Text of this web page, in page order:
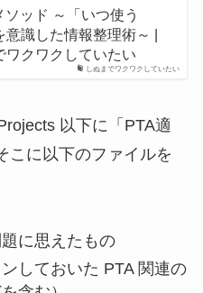
しぬまでワクワクしていたい
ソッド ～「いつ使う
意識した情報整理術～ |
ワクワクしていたい
以下に「PTA適
こに以下のファイルを
に思えたもの
しておいた PTA 関連の